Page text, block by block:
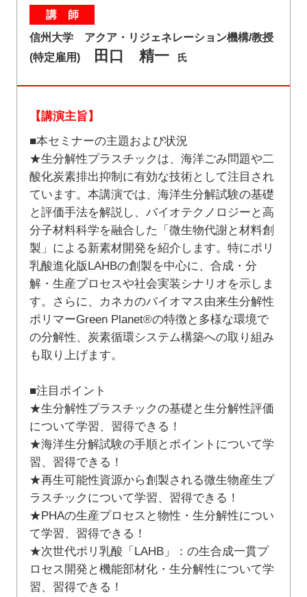
講 師
信州大学 アクア・リジェネレーション機構/教授
(特定雇用)
田口 精一 氏
【講演主旨】
■本セミナーの主題および状況
★生分解性プラスチックは、海洋ごみ問題や二
酸化炭素排出抑制に有効な技術として注目され
ています。本講演では、海洋生分解試験の基礎
と評価手法を解説し、バイオテクノロジーと高
分子材料科学を融合した「微生物代謝と材料創
製」による新素材開発を紹介します。特にポリ
乳酸進化版LAHBの創製を中心に、合成・分
解・生産プロセスや社会実装シナリオを示しま
す。さらに、カネカのバイオマス由来生分解性
ポリマーGreen Planet®の特徴と多様な環境で
の分解性、炭素循環システム構築への取り組み
も取り上げます。
■注目ポイント
★生分解性プラスチックの基礎と生分解性評価
について学習、習得できる！
★海洋生分解試験の手順とポイントについて学
習、習得できる！
★再生可能性資源から創製される微生物産生プ
ラスチックについて学習、習得できる！
★PHAの生産プロセスと物性・生分解性につい
て学習、習得できる！
★次世代ポリ乳酸「LAHB」：の生合成一貫プ
ロセス開発と機能部材化・生分解性について学
習、習得できる！